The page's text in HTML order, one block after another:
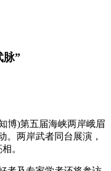
脉”
博)第五届海峡两岸峨眉
。两岸武者同台展演，
。